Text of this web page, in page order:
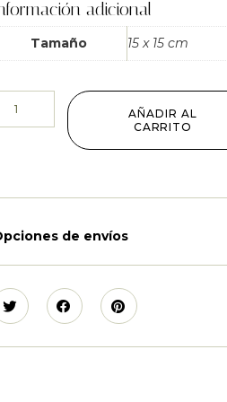
adicional
Tamaño 15 x 15 cm
AÑADIR AL
CARRITO
de envíos